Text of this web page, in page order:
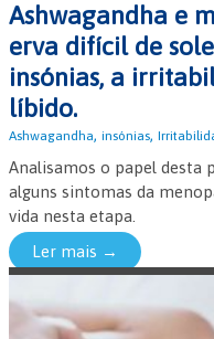
Ashwagandha e
erva difícil de
insónias, a
líbido.
Ashwagandha, insónias,
Analisamos o papel desta
alguns sintomas da
vida nesta etapa.
Ler mais →